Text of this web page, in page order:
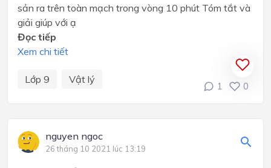
sản ra trên toàn mạch trong vòng 10 phút Tóm tắt và
giải giúp với ạ
Đọc tiếp
Xem chi tiết
Lớp 9 Vật lý
1 0
nguyen ngoc
26 tháng 10 2021 lúc 13:19